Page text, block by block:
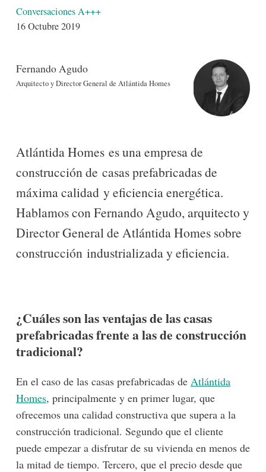
DetallesConversaciones A+++
16 Octubre 2019
Fernando Agudo
Actividad
Arquitecto y Director General de Atlántida Homes
Atlántida Homes es una empresa de
construcción de casas prefabricadas de
máxima calidad y eficiencia energética.
Hablamos con Fernando Agudo, arquitecto y
Director General de Atlántida Homes sobre
construcción industrializada y eficiencia.
¿Cuáles son las ventajas de las casas
prefabricadas frente a las de construcción
tradicional?
En el caso de las casas prefabricadas de Atlántida
Homes, principalmente y en primer lugar, que
ofrecemos una calidad constructiva que supera a la
construcción tradicional. Segundo que el cliente
puede empezar a disfrutar de su vivienda en menos de
la mitad de tiempo. Tercero, que el precio desde que